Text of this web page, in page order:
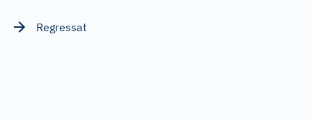
Regressat